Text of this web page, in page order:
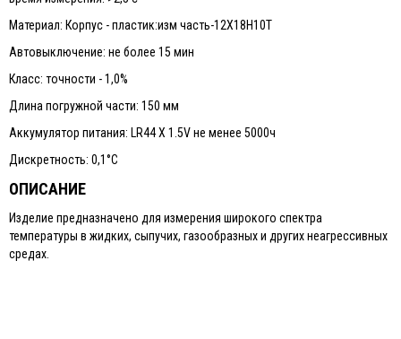
Материал: Корпус - пластик:изм часть-12Х18Н10Т
Автовыключение: не более 15 мин
Класс: точности - 1,0%
Длина погружной части: 150 мм
Аккумулятор питания: LR44 X 1.5V не менее 5000ч
Дискретность: 0,1°С
ОПИСАНИЕ
Изделие предназначено для измерения широкого спектра
температуры в жидких, сыпучих, газообразных и других неагрессивных
средах.